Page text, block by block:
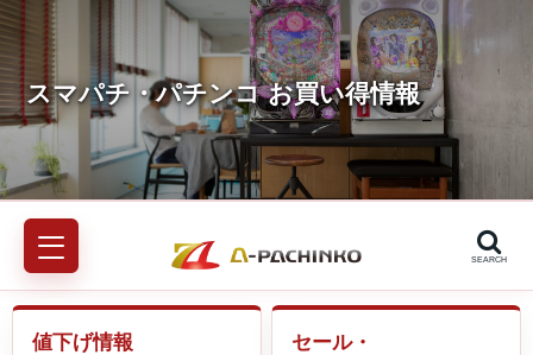
SEARCH
値下げ情報
セール・